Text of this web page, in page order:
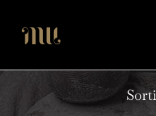
Inhalt
springen